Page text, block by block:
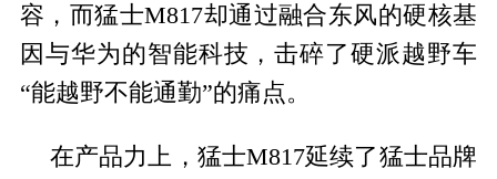
容，而猛士M817却通过融合东风的硬核基
因与华为的智能科技，击碎了硬派越野车
“能越野不能通勤”的痛点。
在产品力上，猛士M817延续了猛士品牌